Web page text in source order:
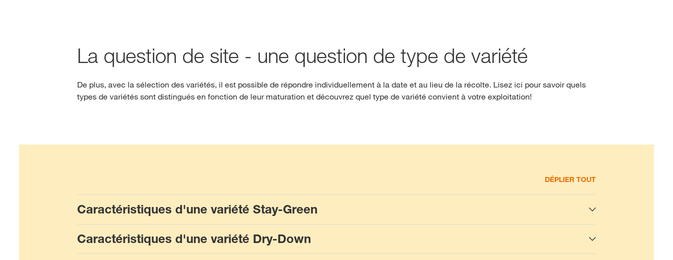
La question de site - une question de type de variété
De plus, avec la sélection des variétés, il est possible de répondre individuellement à la date et au lieu de la récolte. Lisez ici pour savoir quels
types de variétés sont distingués en fonction de leur maturation et découvrez quel type de variété convient à votre exploitation!
DÉPLIER TOUT
Caractéristiques d'une variété Stay-Green
Caractéristiques d'une variété Dry-Down